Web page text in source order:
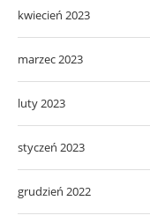
kwiecień 2023
marzec 2023
luty 2023
styczeń 2023
grudzień 2022